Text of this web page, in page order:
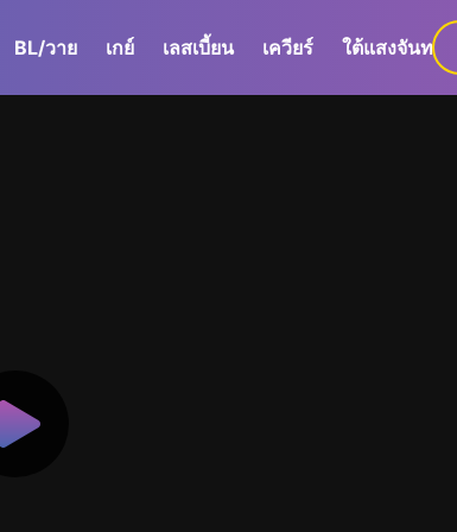
BL/วาย เกย์ เลสเบี้ยน เควียร์ ใต้แสงจันทร์